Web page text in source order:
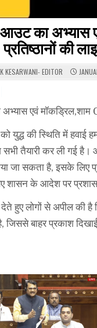
आउट का
प्रतिष्ठानों की
KESARWANI- EDITOR
अभ्यास एवं
युद्ध की स्थिति में हवाई
सभी तैयारी कर ली
सकता है, इसके लिए
शासन के आदेश पर
देते हुए लोगों से अपील
जिससे बाहर प्रकाश